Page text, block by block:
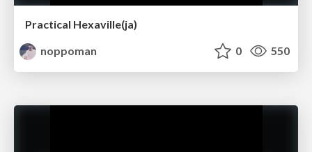
Practical Hexaville(ja)
noppoman
0 550